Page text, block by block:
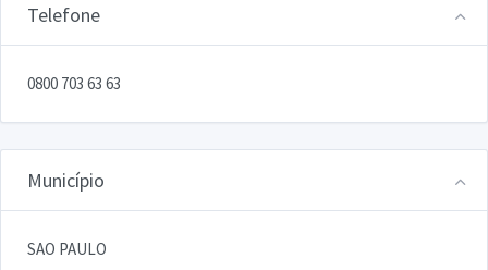
Telefone
0800 703 63 63
Município
SAO PAULO